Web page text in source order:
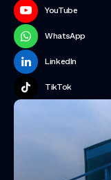
YouTube
WhatsApp
LinkedIn
TikTok